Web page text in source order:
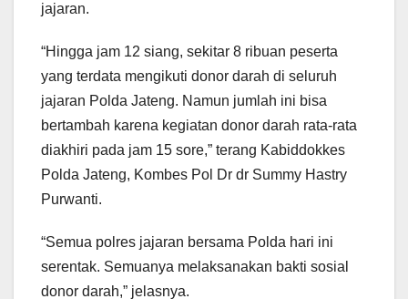
jajaran.
“Hingga jam 12 siang, sekitar 8 ribuan peserta
yang terdata mengikuti donor darah di seluruh
jajaran Polda Jateng. Namun jumlah ini bisa
bertambah karena kegiatan donor darah rata-rata
diakhiri pada jam 15 sore,” terang Kabiddokkes
Polda Jateng, Kombes Pol Dr dr Summy Hastry
Purwanti.
“Semua polres jajaran bersama Polda hari ini
serentak. Semuanya melaksanakan bakti sosial
donor darah,” jelasnya.